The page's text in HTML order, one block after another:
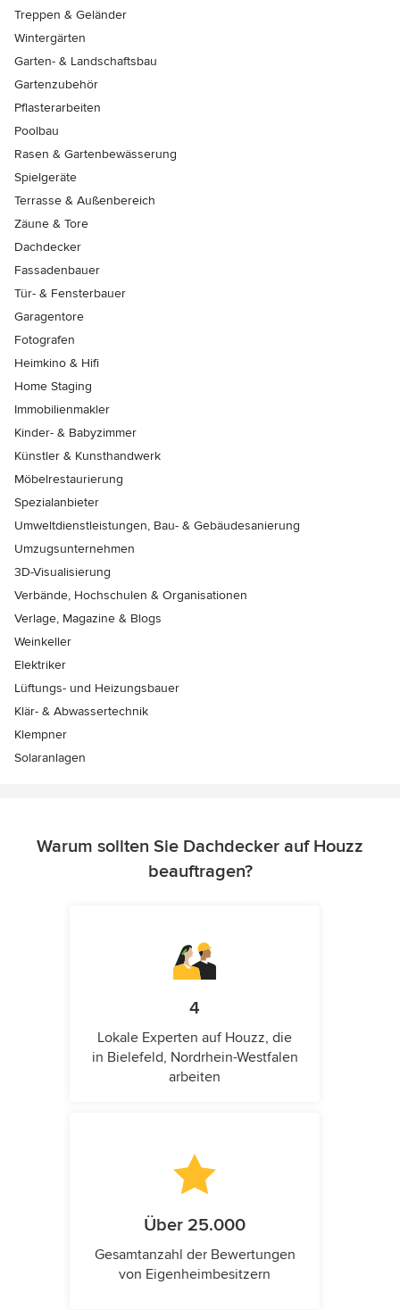
Treppen & Geländer
Wintergärten
Garten- & Landschaftsbau
Gartenzubehör
Pflasterarbeiten
Poolbau
Rasen & Gartenbewässerung
Spielgeräte
Terrasse & Außenbereich
Zäune & Tore
Dachdecker
Fassadenbauer
Tür- & Fensterbauer
Garagentore
Fotografen
Heimkino & Hifi
Home Staging
Immobilienmakler
Kinder- & Babyzimmer
Künstler & Kunsthandwerk
Möbelrestaurierung
Spezialanbieter
Umweltdienstleistungen, Bau- & Gebäudesanierung
Umzugsunternehmen
3D-Visualisierung
Verbände, Hochschulen & Organisationen
Verlage, Magazine & Blogs
Weinkeller
Elektriker
Lüftungs- und Heizungsbauer
Klär- & Abwassertechnik
Klempner
Solaranlagen
Warum sollten Sie Dachdecker auf Houzz
beauftragen?
4
Lokale Experten auf Houzz, die
in Bielefeld, Nordrhein-Westfalen
arbeiten
Über 25.000
Gesamtanzahl der Bewertungen
von Eigenheimbesitzern